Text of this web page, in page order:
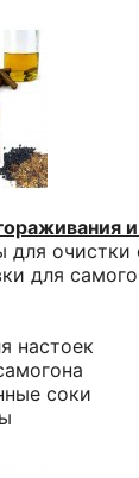
для очистки
для
настоек
соки